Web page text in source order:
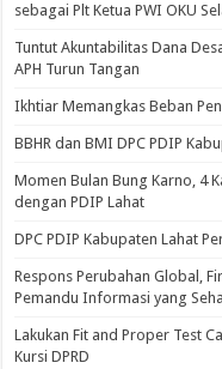
sebagai Plt Ketua PWI OKU
Tuntut Akuntabilitas Dana
APH Turun Tangan
Ikhtiar Memangkas Beban
BBHR dan BMI DPC PDIP
Momen Bulan Bung Karno, 4
dengan PDIP Lahat
DPC PDIP Kabupaten Lahat
Respons Perubahan Global,
Pemandu Informasi yang
Lakukan Fit and Proper Test
Kursi DPRD